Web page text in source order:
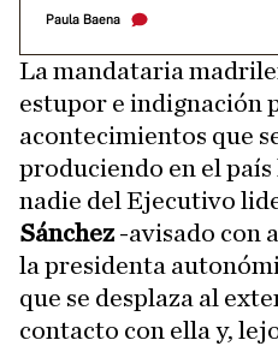
Paula Baena
La mandataria
estupor e indignación
acontecimientos que
produciendo en el
nadie del Ejecutivo
Sánchez-avisado con
la presidenta
que se desplaza al
contacto con ella y,